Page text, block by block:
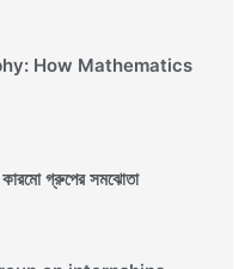
How Mathematics
কারমো গ্রুপের সমঝোতা